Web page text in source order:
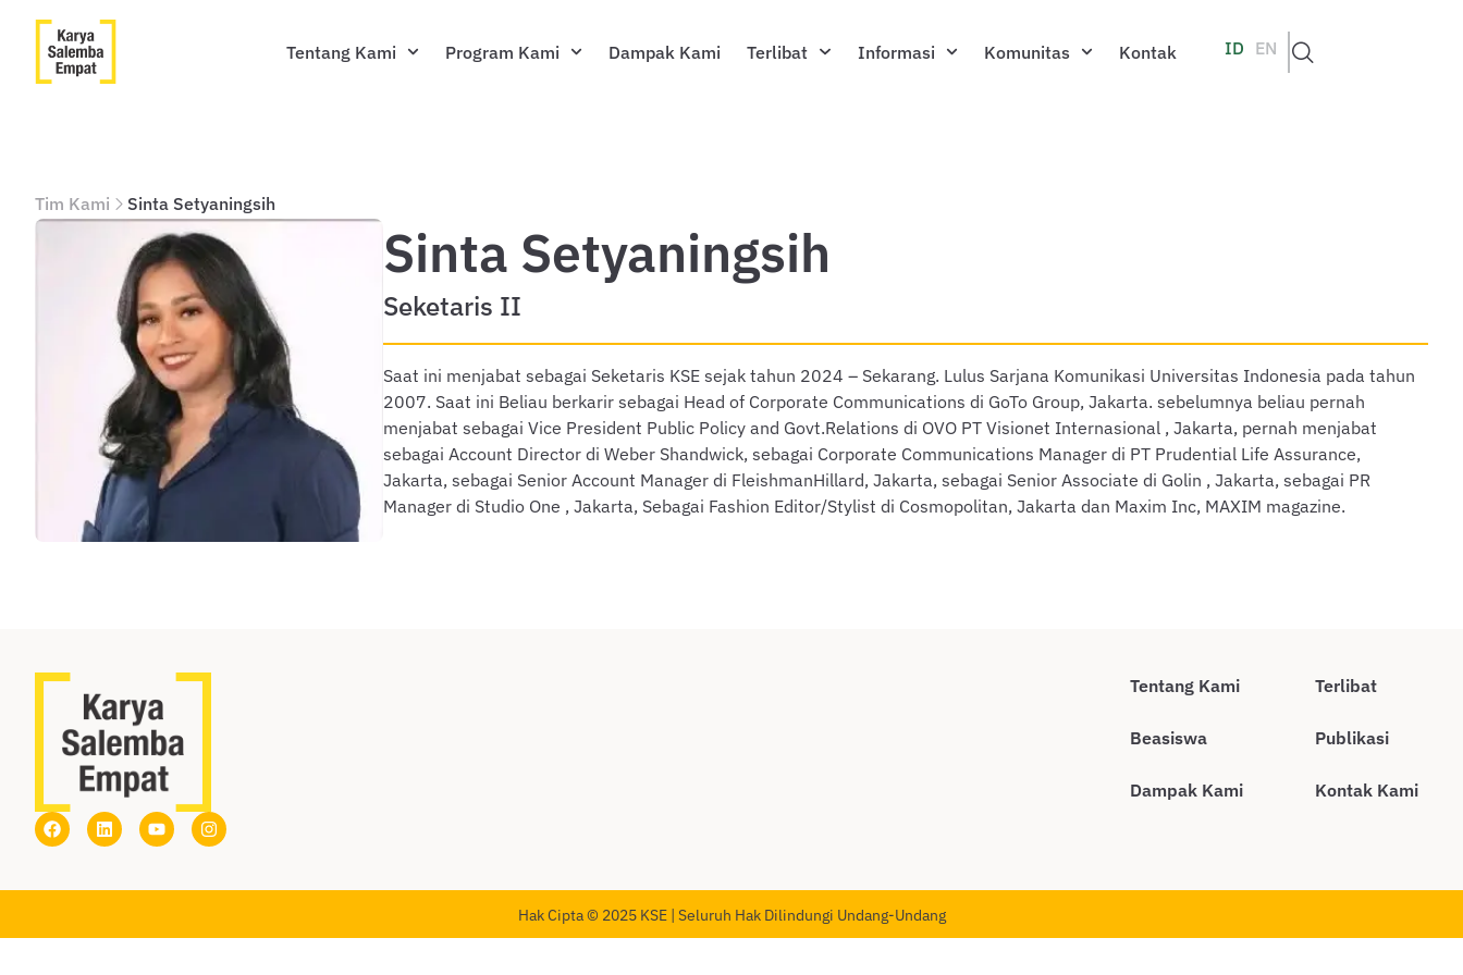
Tentang Kami Program Kami Dampak Kami Terlibat Informasi Komunitas Kontak ID EN
Tim Kami Sinta Setyaningsih
Sinta Setyaningsih
Seketaris II
Saat ini menjabat sebagai Seketaris KSE sejak tahun 2024 – Sekarang. Lulus Sarjana Komunikasi Universitas Indonesia pada tahun
2007. Saat ini Beliau berkarir sebagai Head of Corporate Communications di GoTo Group, Jakarta. sebelumnya beliau pernah
menjabat sebagai Vice President Public Policy and Govt.Relations di OVO PT Visionet Internasional , Jakarta, pernah menjabat
sebagai Account Director di Weber Shandwick, sebagai Corporate Communications Manager di PT Prudential Life Assurance,
Jakarta, sebagai Senior Account Manager di FleishmanHillard, Jakarta, sebagai Senior Associate di Golin , Jakarta, sebagai PR
Manager di Studio One , Jakarta, Sebagai Fashion Editor/Stylist di Cosmopolitan, Jakarta dan Maxim Inc, MAXIM magazine.
Tentang Kami
Beasiswa
Dampak Kami
Terlibat
Publikasi
Kontak Kami
Hak Cipta © 2025 KSE | Seluruh Hak Dilindungi Undang-Undang